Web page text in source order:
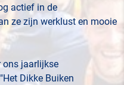
actief in de
ze zijn werklust en mooie
ons jaarlijkse
Dikke Buiken